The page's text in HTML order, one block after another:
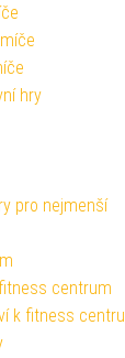
hry
pro nejmenší
centrum
k fitness centru